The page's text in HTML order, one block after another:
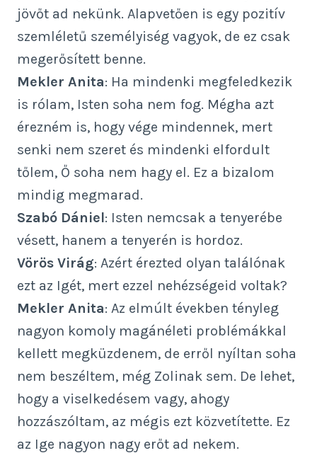
jövőt ad nekünk. Alapvetően is egy pozitív
szemléletű személyiség vagyok, de ez csak
megerősített benne.
Mekler Anita: Ha mindenki megfeledkezik
is rólam, Isten soha nem fog. Mégha azt
érezném is, hogy vége mindennek, mert
senki nem szeret és mindenki elfordult
tőlem, Ő soha nem hagy el. Ez a bizalom
mindig megmarad.
Szabó Dániel: Isten nemcsak a tenyerébe
vésett, hanem a tenyerén is hordoz.
Vörös Virág: Azért érezted olyan találónak
ezt az Igét, mert ezzel nehézségeid voltak?
Mekler Anita: Az elmúlt években tényleg
nagyon komoly magánéleti problémákkal
kellett megküzdenem, de erről nyíltan soha
nem beszéltem, még Zolinak sem. De lehet,
hogy a viselkedésem vagy, ahogy
hozzászóltam, az mégis ezt közvetítette. Ez
az Ige nagyon nagy erőt ad nekem.